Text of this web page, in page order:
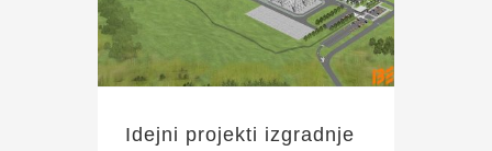
Idejni projekti izgradnje